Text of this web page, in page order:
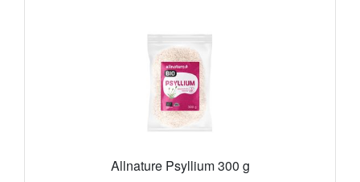
Allnature Psyllium 300 g